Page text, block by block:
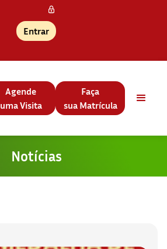
Entrar
Agende
uma Visita
Faça
sua Matrícula
Notícias